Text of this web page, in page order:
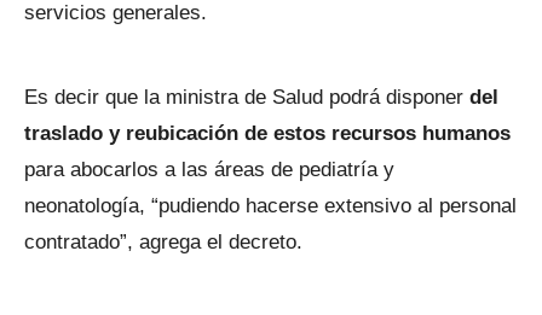
servicios generales.
Es decir que la ministra de Salud podrá disponer del
traslado y reubicación de estos recursos humanos
para abocarlos a las áreas de pediatría y
neonatología, “pudiendo hacerse extensivo al personal
contratado”, agrega el decreto.